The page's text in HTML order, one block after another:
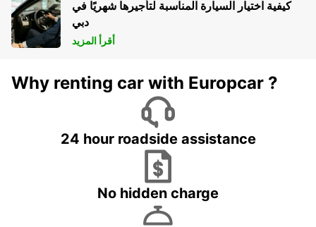
كيفية اختيار السيارة المناسبة لتأجيرها شهريًا في
دبي
أقرأ المزيد
Why renting car with Europcar ?
24 hour roadside assistance
No hidden charge